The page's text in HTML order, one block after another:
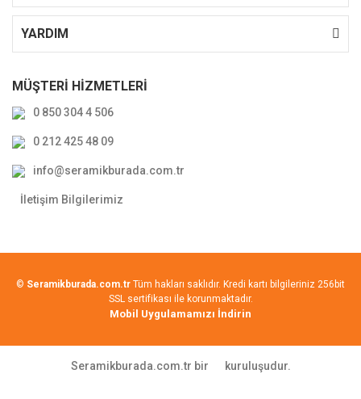
YARDIM
MÜŞTERİ HİZMETLERİ
0 850 304 4 506
0 212 425 48 09
info@seramikburada.com.tr
İletişim Bilgilerimiz
© Seramikburada.com.tr Tüm hakları saklıdır. Kredi kartı bilgileriniz 256bit
SSL sertifikası ile korunmaktadır.
Mobil Uygulamamızı İndirin
Seramikburada.com.tr bir kuruluşudur.